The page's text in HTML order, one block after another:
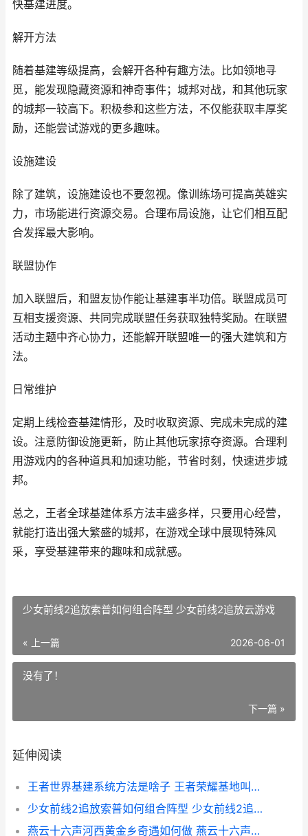
快基建进度。
解开方法
随着基建等级提高，会解开各种有趣方法。比如领地寻
觅，能发现隐藏资源和神奇事件；城邦对战，和其他玩家
的城邦一较高下。积极参和这些方法，不仅能获取丰厚奖
励，还能尝试游戏的更多趣味。
设施建设
除了建筑，设施建设也不要忽视。像训练场可提高英雄实
力，市场能进行资源交易。合理布局设施，让它们相互配
合发挥最大影响。
联盟协作
加入联盟后，和盟友协作能让基建事半功倍。联盟成员可
互相支援资源、共同完成联盟任务获取独特奖励。在联盟
活动主题中齐心协力，还能解开联盟唯一的强大建筑和方
法。
日常维护
定期上线检查基建情形，及时收取资源、完成未完成的建
设。注意防御设施更新，防止其他玩家掠夺资源。合理利
用游戏内的各种道具和加速功能，节省时刻，快速进步城
邦。
总之，王者全球基建体系方法丰盛多样，只要用心经营，
就能打造出强大繁盛的城邦，在游戏全球中展现特殊风
采，享受基建带来的趣味和成就感。
少女前线2追放索普如何组合阵型 少女前线2追放云游戏
« 上一篇 2026-06-01
没有了！
下一篇 »
延伸阅读
王者世界基建系统方法是啥子 王者荣耀基地叫什么
少女前线2追放索普如何组合阵型 少女前线2追放云游戏
燕云十六声河西黄金乡奇遇如何做 燕云十六声河西怎么去